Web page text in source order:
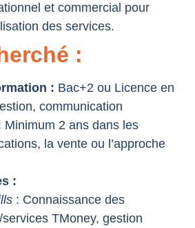
et commercial pour
des services.
:
: Bac+2 ou Licence en
communication
Minimum 2 ans dans les
la vente ou l’approche
:
: Connaissance des
TMoney, gestion